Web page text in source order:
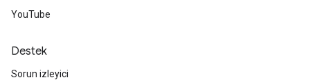
YouTube
Destek
Sorun izleyici